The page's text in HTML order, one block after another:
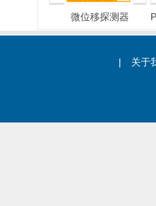
微位移探测器
| 关于